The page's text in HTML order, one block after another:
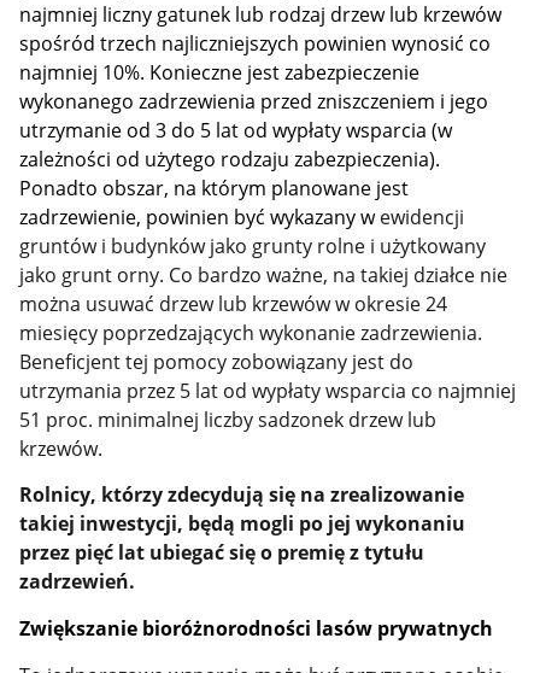
najmniej liczny gatunek lub rodzaj drzew lub krzewów
spośród trzech najliczniejszych powinien wynosić co
najmniej 10%. Konieczne jest zabezpieczenie
wykonanego zadrzewienia przed zniszczeniem i jego
utrzymanie od 3 do 5 lat od wypłaty wsparcia (w
zależności od użytego rodzaju zabezpieczenia).
Ponadto obszar, na którym planowane jest
zadrzewienie, powinien być wykazany wewidencji
gruntów i budynków jako grunty rolne i użytkowany
jako grunt orny. Co bardzo ważne, na takiej działce nie
można usuwać drzew lub krzewów w okresie 24
miesięcy poprzedzających wykonanie zadrzewienia.
Beneficjent tej pomocy zobowiązany jest do
utrzymania przez 5 lat od wypłaty wsparcia co najmniej
51 proc. minimalnej liczby sadzonek drzew lub
krzewów.
Rolnicy, którzy zdecydują się na zrealizowanie
takiej inwestycji, będą mogli po jej wykonaniu
przez pięć lat ubiegać się o premię z tytułu
zadrzewień.
Zwiększanie bioróżnorodności lasów prywatnych